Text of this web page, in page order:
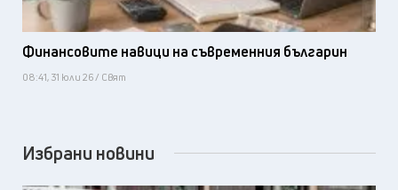
Финансовите навици на съвременния българин
08:41, 31 юли 26 / Свят
Избрани новини